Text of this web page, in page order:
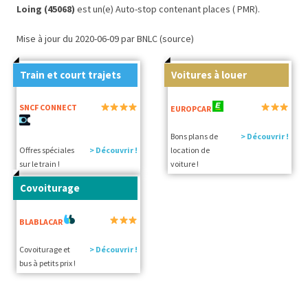
Loing (45068) est un(e) Auto-stop contenant places ( PMR).
Mise à jour du 2020-06-09 par BNLC (source)
Train et court trajets
SNCF CONNECT
Offres spéciales
sur le train !
> Découvrir !
Voitures à louer
EUROPCAR
Bons plans de
location de
voiture !
> Découvrir !
Covoiturage
BLABLACAR
Covoiturage et
bus à petits prix !
> Découvrir !